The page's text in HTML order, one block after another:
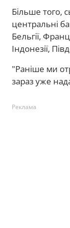
Більше того,
центральні
Бельгії,
Індонезії,
"Раніше ми
зараз уже
Реклама